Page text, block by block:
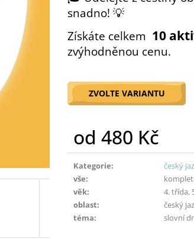
snadno! 💡
Získáte celkem 10
zvýhodněnou cenu.
ZVOLTE VARIANTU
od 480 Kč
Měrná
cena:
Kategorie:
český
vše:
věk:
4. třída,
oblast:
český
téma: slovní